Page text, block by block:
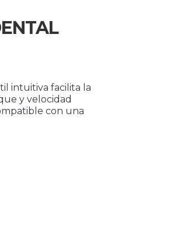
intuitiva facilita la
y velocidad
con una